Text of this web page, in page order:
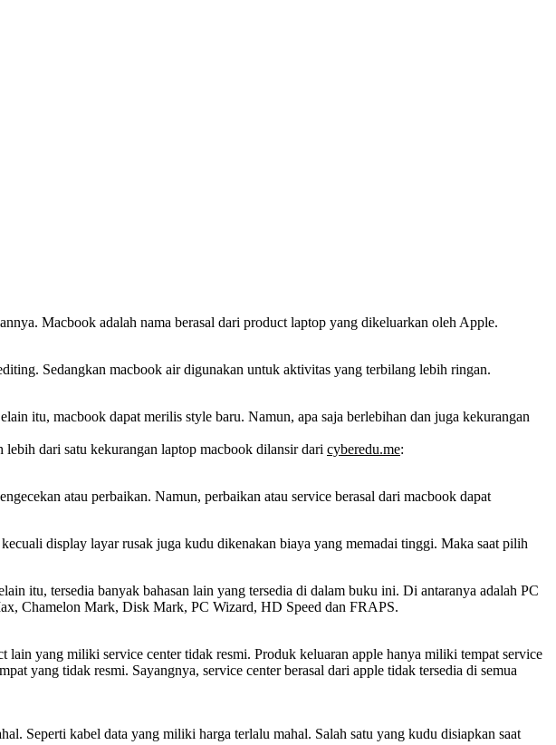
Macbook adalah nama berasal dari product laptop yang dikeluarkan oleh Apple.
Sedangkan macbook air digunakan untuk aktivitas yang terbilang lebih ringan.
itu, macbook dapat merilis style baru. Namun, apa saja berlebihan dan juga kekurangan
dari satu kekurangan laptop macbook dilansir dari cyberedu.me:
atau perbaikan. Namun, perbaikan atau service berasal dari macbook dapat
display layar rusak juga kudu dikenakan biaya yang memadai tinggi. Maka saat pilih
itu, tersedia banyak bahasan lain yang tersedia di dalam buku ini. Di antaranya adalah PC
Chamelon Mark, Disk Mark, PC Wizard, HD Speed dan FRAPS.
lain yang miliki service center tidak resmi. Produk keluaran apple hanya miliki tempat service
yang tidak resmi. Sayangnya, service center berasal dari apple tidak tersedia di semua
Seperti kabel data yang miliki harga terlalu mahal. Salah satu yang kudu disiapkan saat